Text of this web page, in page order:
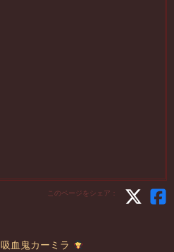
このページをシェア：
吸血鬼カーミラ